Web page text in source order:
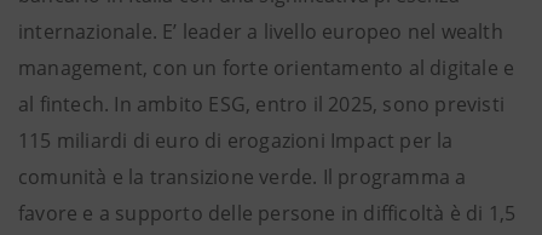
internazionale. E’ leader a livello europeo nel wealth
management, con un forte orientamento al digitale e
al fintech. In ambito ESG, entro il 2025, sono previsti
115 miliardi di euro di erogazioni Impact per la
comunità e la transizione verde. Il programma a
favore e a supporto delle persone in difficoltà è di 1,5